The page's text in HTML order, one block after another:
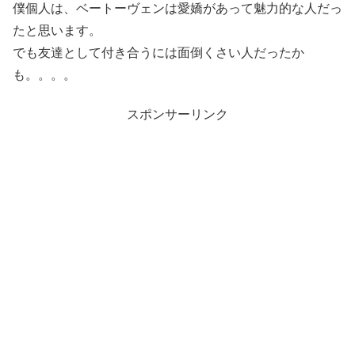
僕個人は、ベートーヴェンは愛嬌があって魅力的な人だっ
たと思います。
でも友達として付き合うには面倒くさい人だったか
も。。。。
スポンサーリンク